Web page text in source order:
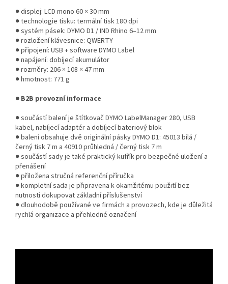
● displej: LCD mono 60 × 30 mm
● technologie tisku: termální tisk 180 dpi
● systém pásek: DYMO D1 / IND Rhino 6–12 mm
● rozložení klávesnice: QWERTY
● připojení: USB + software DYMO Label
● napájení: dobíjecí akumulátor
● rozměry: 206 × 108 × 47 mm
● hmotnost: 771 g
● B2B provozní informace
● součástí balení je štítkovač DYMO LabelManager 280, USB
kabel, nabíjecí adaptér a dobíjecí bateriový blok
● balení obsahuje dvě originální pásky DYMO D1: 45013 bílá /
černý tisk 7 m a 40910 průhledná / černý tisk 7 m
● součástí sady je také praktický kufřík pro bezpečné uložení a
přenášení
● přiložena stručná referenční příručka
● kompletní sada je připravena k okamžitému použití bez
nutnosti dokupovat základní příslušenství
● dlouhodobě používané ve firmách a provozech, kde je důležitá
rychlá organizace a přehledné označení